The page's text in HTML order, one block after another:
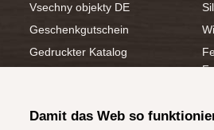
Vsechny objekty DE
Geschenkgutschein
Gedruckter Katalog
Ferienhäuser
Damit das Web so